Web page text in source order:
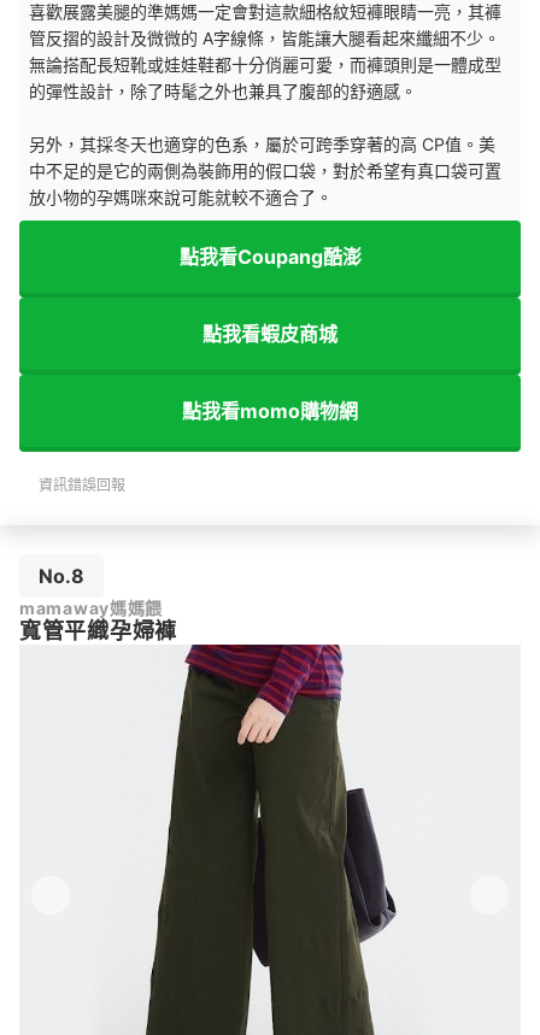
喜歡展露美腿的準媽媽一定會對這款細格紋短褲眼睛一亮，其褲
管反摺的設計及微微的 A字線條，皆能讓大腿看起來纖細不少。
無論搭配長短靴或娃娃鞋都十分俏麗可愛，而褲頭則是一體成型
的彈性設計，除了時髦之外也兼具了腹部的舒適感。
另外，其採冬天也適穿的色系，屬於可跨季穿著的高 CP值。美
中不足的是它的兩側為裝飾用的假口袋，對於希望有真口袋可置
放小物的孕媽咪來說可能就較不適合了。
點我看Coupang酷澎
點我看蝦皮商城
點我看momo購物網
資訊錯誤回報
No.8
mamaway媽媽餵
寬管平織孕婦褲